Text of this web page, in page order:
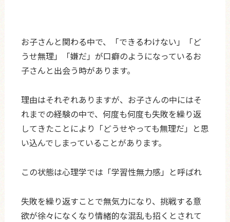
お子さんと関わる中で、「できるわけない」「ど
うせ無理」「嫌だ」が口癖のようになっているお
子さんと出会う時があります。
理由はそれぞれありますが、お子さんの中にはそ
れまでの経験の中で、何度も何度も失敗を繰り返
してきたことにより「どうせやっても無理だ」と思
い込んでしまっていることがあります。
この状態は心理学では「学習性無力感」と呼ばれ
失敗を繰り返すことで無気力になり、挑戦する意
欲が徐々になくなり情緒的な混乱も招くとされて